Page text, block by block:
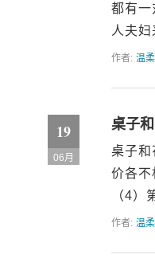
都有一
人夫
作者: 温
19
06月
桌子
桌子和
价各不
（4）
作者: 温